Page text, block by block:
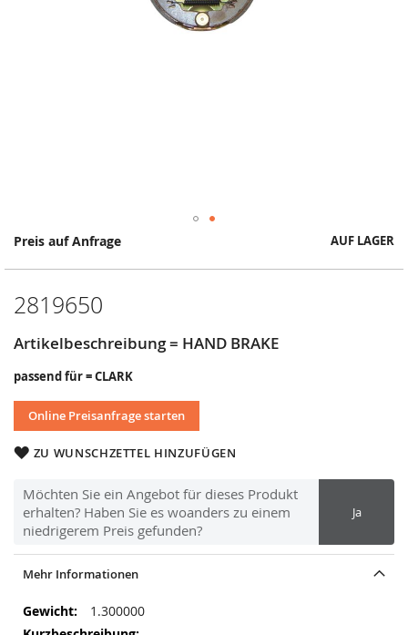
Preis auf Anfrage AUF LAGER
2819650
Artikelbeschreibung = HAND BRAKE
passend für = CLARK
Online Preisanfrage starten
ZU WUNSCHZETTEL HINZUFÜGEN
Möchten Sie ein Angebot für dieses Produkt
erhalten? Haben Sie es woanders zu einem
niedrigerem Preis gefunden?
Ja
Springe
Anfang
Bildergalerie
Mehr Informationen
Mehr
Informationen
1.300000